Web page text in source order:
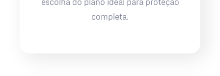
completa.